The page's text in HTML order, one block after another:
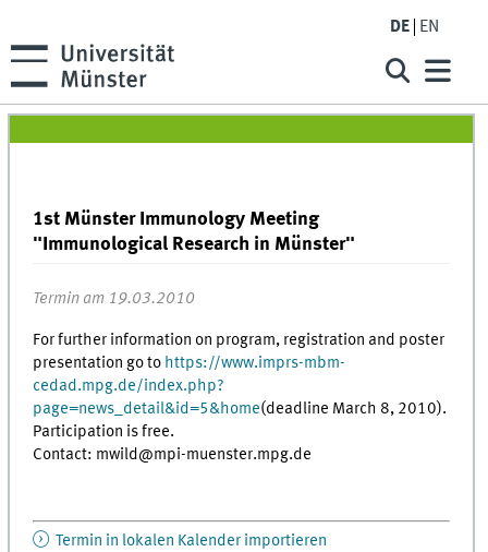
DE EN
1st Münster Immunology Meeting
"Immunological Research in Münster"
Termin am 19.03.2010
For further information on program, registration and poster
presentation go to https://www.imprs-mbm-
cedad.mpg.de/index.php?
page=news_detail&id=5&home(deadline March 8, 2010).
Participation is free.
Contact: mwild@mpi-muenster.mpg.de
Termin in lokalen Kalender importieren